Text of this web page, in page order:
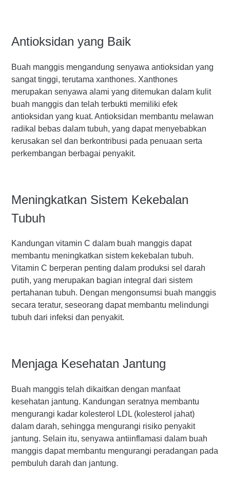
Antioksidan yang Baik
Buah manggis mengandung senyawa antioksidan yang
sangat tinggi, terutama xanthones. Xanthones
merupakan senyawa alami yang ditemukan dalam kulit
buah manggis dan telah terbukti memiliki efek
antioksidan yang kuat. Antioksidan membantu melawan
radikal bebas dalam tubuh, yang dapat menyebabkan
kerusakan sel dan berkontribusi pada penuaan serta
perkembangan berbagai penyakit.
Meningkatkan Sistem Kekebalan
Tubuh
Kandungan vitamin C dalam buah manggis dapat
membantu meningkatkan sistem kekebalan tubuh.
Vitamin C berperan penting dalam produksi sel darah
putih, yang merupakan bagian integral dari sistem
pertahanan tubuh. Dengan mengonsumsi buah manggis
secara teratur, seseorang dapat membantu melindungi
tubuh dari infeksi dan penyakit.
Menjaga Kesehatan Jantung
Buah manggis telah dikaitkan dengan manfaat
kesehatan jantung. Kandungan seratnya membantu
mengurangi kadar kolesterol LDL (kolesterol jahat)
dalam darah, sehingga mengurangi risiko penyakit
jantung. Selain itu, senyawa antiinflamasi dalam buah
manggis dapat membantu mengurangi peradangan pada
pembuluh darah dan jantung.